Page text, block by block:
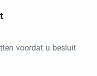
voordat u besluit